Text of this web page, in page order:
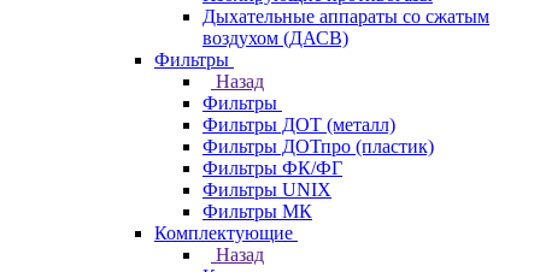
Дыхательные аппараты со сжатым
воздухом (ДАСВ)
Фильтры
Назад
Фильтры
Фильтры ДОТ (металл)
Фильтры ДОТпро (пластик)
Фильтры ФК/ФГ
Фильтры UNIX
Фильтры МК
Комплектующие
Назад